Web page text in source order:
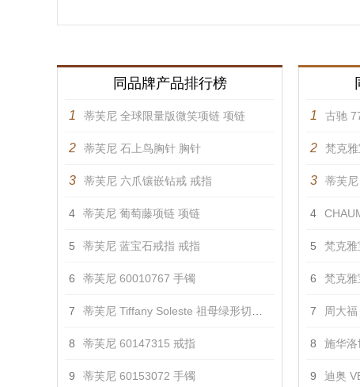
同品牌产品排行榜
1 蒂芙尼 全球限量版微笑项链 项链
2 蒂芙尼 石上鸟胸针 胸针
3 蒂芙尼 六爪镶嵌钻戒 戒指
4 蒂芙尼 葡萄藤项链 项链
5 蒂芙尼 蓝宝石戒指 戒指
6 蒂芙尼 60010767 手镯
7 蒂芙尼 Tiffany Soleste 祖母绿形切割钻戒 戒指
8 蒂芙尼 60147315 戒指
9 蒂芙尼 60153072 手镯
1 古驰
2 梵克
3 蒂芙
4
5 梵克
6 梵克
7 周大
8 施华
9 迪奥